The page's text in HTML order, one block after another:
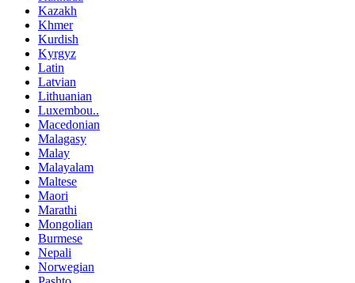
Kazakh
Khmer
Kurdish
Kyrgyz
Latin
Latvian
Lithuanian
Luxembou..
Macedonian
Malagasy
Malay
Malayalam
Maltese
Maori
Marathi
Mongolian
Burmese
Nepali
Norwegian